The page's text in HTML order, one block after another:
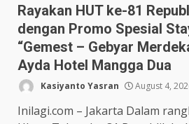
Rayakan HUT ke-81
dengan Promo Spesial
“Gemest – Gebyar
Ayda Hotel Mangga Dua
Kasiyanto Yasran August 4,
Inilagi.com – Jakarta Dalam